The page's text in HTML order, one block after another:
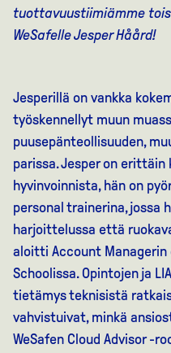
tuottavuustiimiämme
WeSafelle Jesper Håård!
Jesperillä on vankka
työskennellyt muun
puusepänteollisuuden,
parissa. Jesper on
hyvinvoinnista, hän on
personal trainerina, jossa
harjoittelussa että
aloitti Account Managerin
Schoolissa. Opintojen ja
tietämys teknisistä
vahvistuivat, minkä
WeSafen Cloud Advisor -